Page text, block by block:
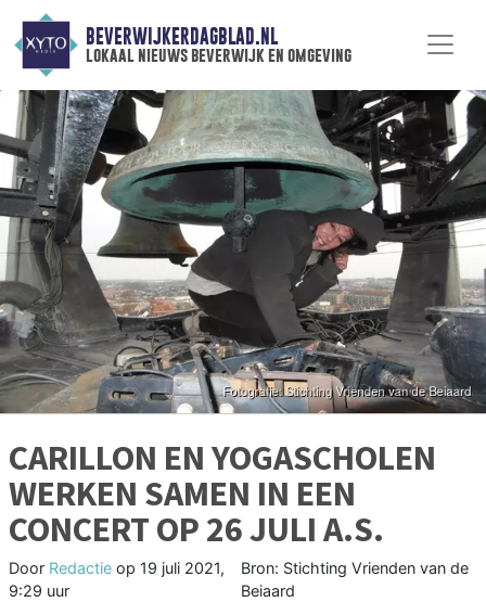
BEVERWIJKERDAGBLAD.NL
lokaal nieuws beverwijk en omgeving
CARILLON EN YOGASCHOLEN
WERKEN SAMEN IN EEN
CONCERT OP 26 JULI A.S.
Door Redactie op 19 juli 2021,
9:29 uur
Bron: Stichting Vrienden van de
Beiaard